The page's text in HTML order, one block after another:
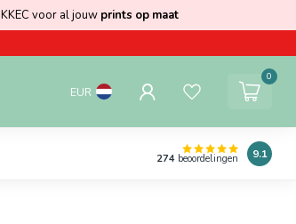
KKEC voor al jouw prints op maat
EUR
0
274 beoordelingen 9.1